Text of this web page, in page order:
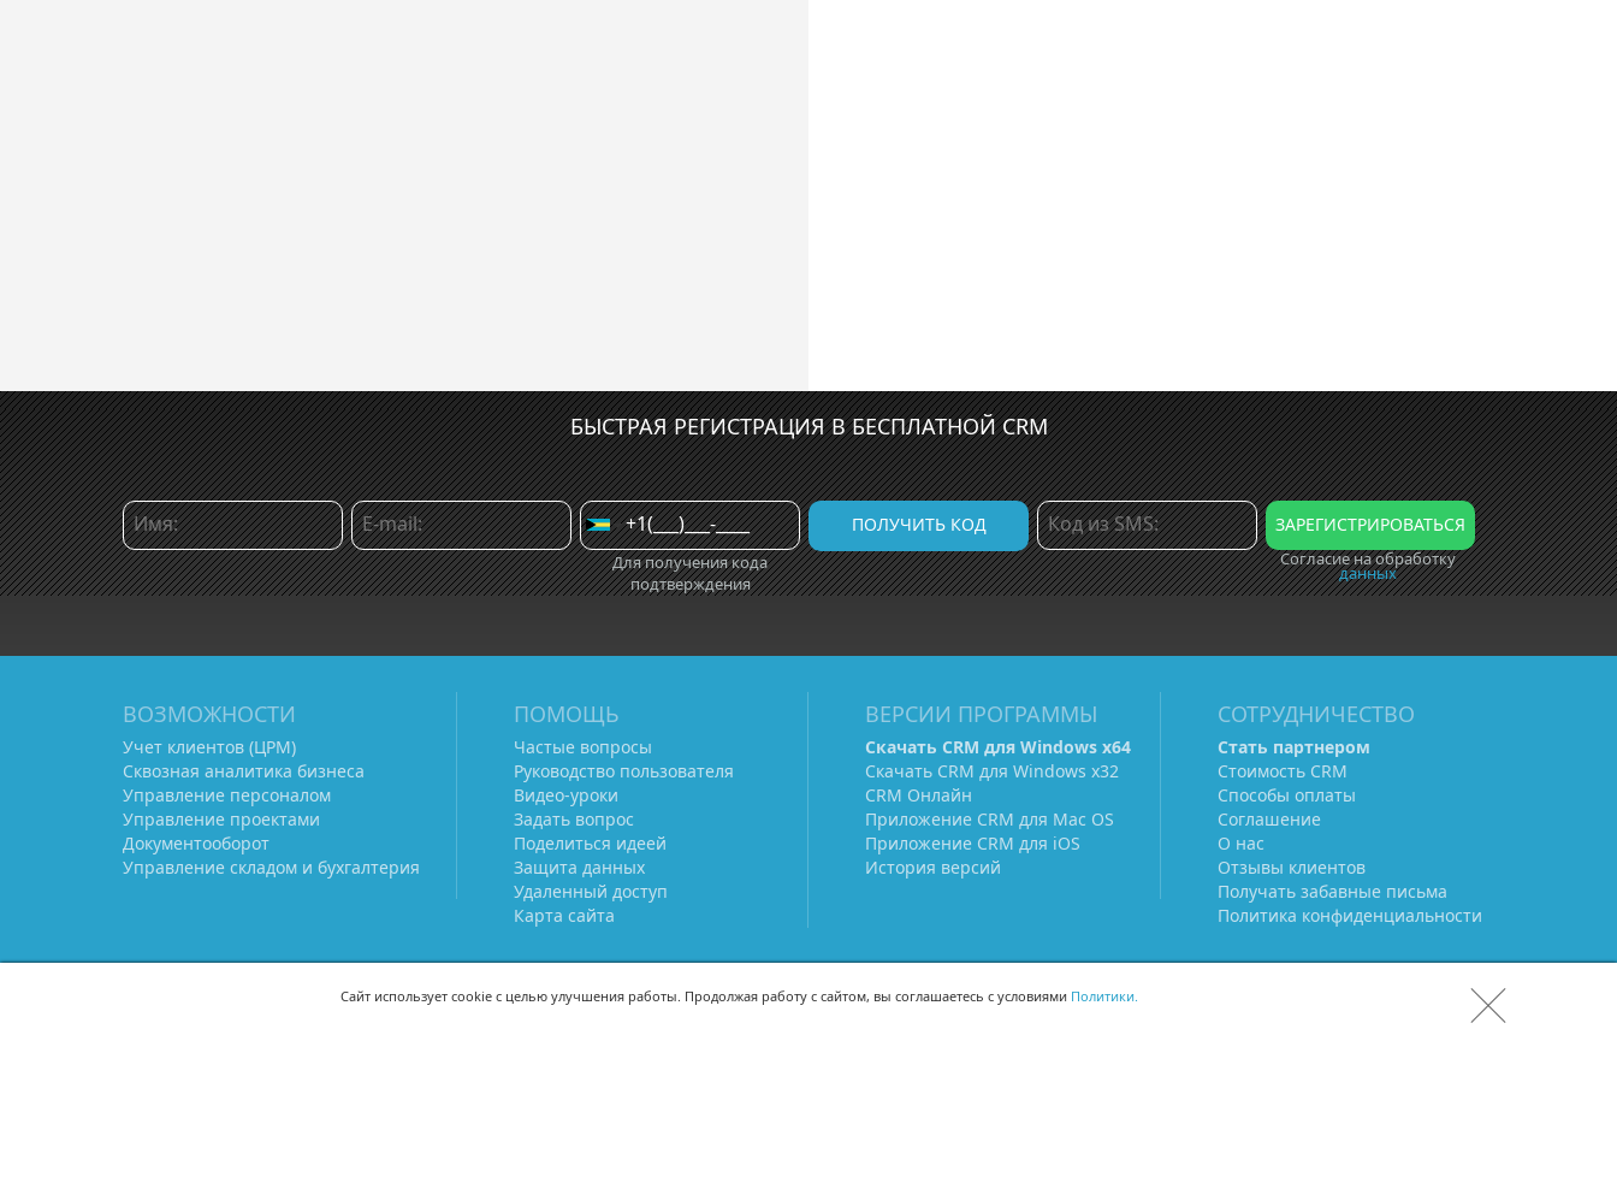
БЫСТРАЯ РЕГИСТРАЦИЯ В БЕСПЛАТНОЙ CRM
Для получения кода
подтверждения
Согласие на обработку
данных
ВОЗМОЖНОСТИ
Учет клиентов (ЦРМ)
Сквозная аналитика бизнеса
Управление персоналом
Управление проектами
Документооборот
Управление складом и бухгалтерия
ПОМОЩЬ
Частые вопросы
Руководство пользователя
Видео-уроки
Задать вопрос
Поделиться идеей
Защита данных
Удаленный доступ
Карта сайта
ВЕРСИИ ПРОГРАММЫ
Скачать CRM для Windows х64
Скачать CRM для Windows х32
CRM Онлайн
Приложение CRM для Mac OS
Приложение CRM для iOS
История версий
СОТРУДНИЧЕСТВО
Стать партнером
Стоимость CRM
Способы оплаты
Соглашение
О нас
Отзывы клиентов
Получать забавные письма
Политика конфиденциальности
Сайт использует cookie с целью улучшения работы. Продолжая работу с сайтом, вы соглашаетесь с условиями Политики.